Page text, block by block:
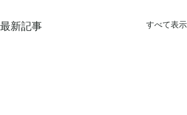
最新記事 すべて表示